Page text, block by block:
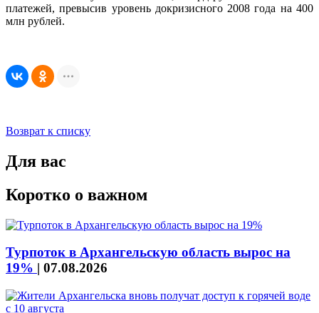
платежей, превысив уровень докризисного 2008 года на 400
млн рублей.
Возврат к списку
Для вас
Коротко о важном
Турпоток в Архангельскую область вырос на
19% | 07.08.2026